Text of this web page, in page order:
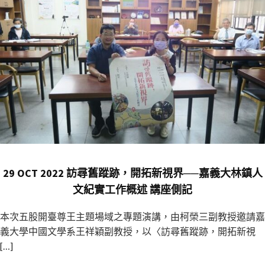
29 OCT 2022 訪尋舊蹤跡，開拓新視界──嘉義大林鎮人
文紀實工作概述 講座側記
本次五股開臺尊王主題場域之專題演講，由柯榮三副教授邀請嘉
義大學中國文學系王祥穎副教授，以〈訪尋舊蹤跡，開拓新視
[…]